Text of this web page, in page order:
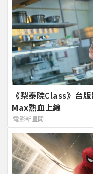
《梨泰院Class》台
Max熱血上線
電影新星聞